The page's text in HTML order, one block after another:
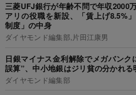
三菱UFJ銀行が年齢不問で年収2000
アリの役職を新設、「賃上げ8.5%
制度」の中身
ダイヤモンド編集部,片田江康男
日銀マイナス金利解除でメガバンク
誤算”、中小地銀はジリ貧の分かれる
ダイヤモンド編集部